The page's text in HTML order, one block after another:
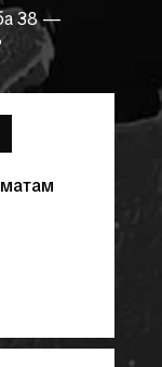
38 —